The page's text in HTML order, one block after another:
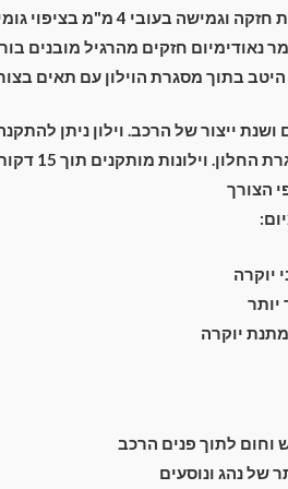
בעובי 4 מ"מ בציפוי גומי שחור איכותי
נאודימיום חזקים מהרגיל מובנים
בתוך מסגרת הוילון עם תאים
ושנת ייצור של הרכב. וילון ניתן
מתחת
הצורך
יוקרה
יוקרה
לתוך פנים הרכב
של נהג ונוסעים